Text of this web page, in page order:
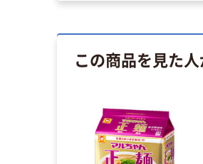
この商品を見た